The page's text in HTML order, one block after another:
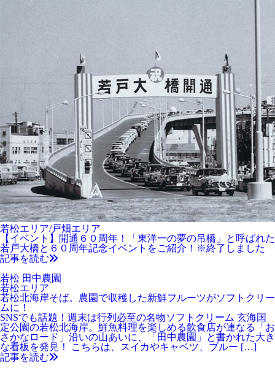
若松エリア/戸畑エリア
【イベント】開通６０周年！「東洋一の夢の吊橋」と呼ばれた
若戸大橋と６０周年記念イベントをご紹介！※終了しました
記事を読む
若松 田中農園
若松エリア
若松北海岸そば。農園で収穫した新鮮フルーツがソフトクリー
ムに！
SNSでも話題！週末は行列必至の名物ソフトクリーム 玄海国
定公園の若松北海岸。鮮魚料理を楽しめる飲食店が連なる「お
さかなロード」沿いの山あいに、「田中農園」と書かれた大き
な看板を発見！ こちらは、スイカやキャベツ、ブルー […]
記事を読む